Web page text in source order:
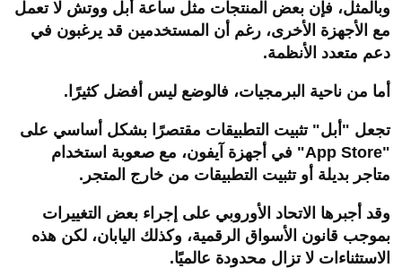
وبالمثل، فإن بعض المنتجات مثل ساعة أبل ووتش لا تعمل
مع الأجهزة الأخرى، رغم أن المستخدمين قد يرغبون في
دعم متعدد الأنظمة.
أما من ناحية البرمجيات، فالوضع ليس أفضل كثيرًا.
تجعل "أبل" تثبيت التطبيقات مقتصرًا بشكل أساسي على
"
App Store" في أجهزة آيفون، مع صعوبة استخدام
متاجر بديلة أو تثبيت التطبيقات من خارج المتجر.
وقد أجبرها الاتحاد الأوروبي على إجراء بعض التغييرات
بموجب قانون الأسواق الرقمية، وكذلك اليابان، لكن هذه
الاستثناءات لا تزال محدودة عالميًا.